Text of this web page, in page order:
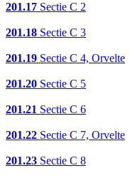
201.17 Sectie C 2
201.18 Sectie C 3
201.19 Sectie C 4, Orvelte
201.20 Sectie C 5
201.21 Sectie C 6
201.22 Sectie C 7, Orvelte
201.23 Sectie C 8